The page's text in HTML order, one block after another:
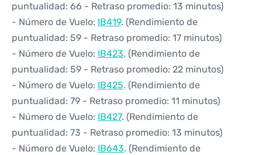
puntualidad: 66 - Retraso promedio: 13 minutos)
- Número de Vuelo: IB419. (Rendimiento de
puntualidad: 59 - Retraso promedio: 17 minutos)
- Número de Vuelo: IB423. (Rendimiento de
puntualidad: 59 - Retraso promedio: 22 minutos)
- Número de Vuelo: IB425. (Rendimiento de
puntualidad: 79 - Retraso promedio: 11 minutos)
- Número de Vuelo: IB427. (Rendimiento de
puntualidad: 73 - Retraso promedio: 13 minutos)
- Número de Vuelo: IB643. (Rendimiento de